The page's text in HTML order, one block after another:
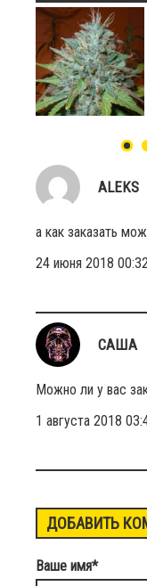
ALEKS
а как заказать
24 июня 2018 00:32
САША
Можно ли у вас
1 августа 2018
ДОБАВИТЬ
Ваше имя*